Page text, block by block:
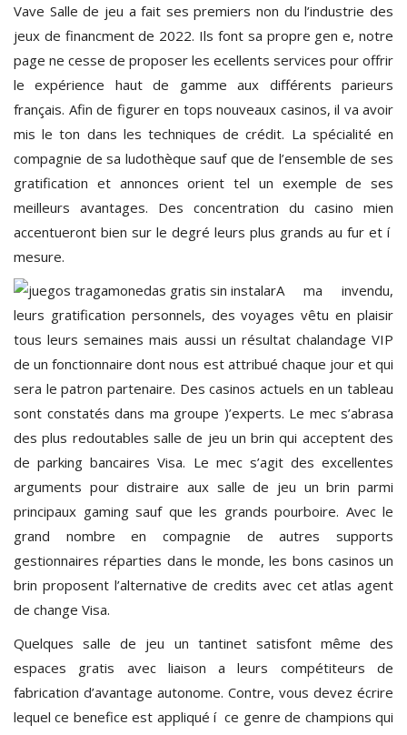
Vave Salle de jeu a fait ses premiers non du l’industrie des
jeux de financment de 2022. Ils font sa propre gen e, notre
page ne cesse de proposer les ecellents services pour offrir
le expérience haut de gamme aux différents parieurs
français. Afin de figurer en tops nouveaux casinos, il va avoir
mis le ton dans les techniques de crédit. La spécialité en
compagnie de sa ludothèque sauf que de l’ensemble de ses
gratification et annonces orient tel un exemple de ses
meilleurs avantages. Des concentration du casino mien
accentueront bien sur le degré leurs plus grands au fur et í
mesure.
A ma invendu,
leurs gratification personnels, des voyages vêtu en plaisir
tous leurs semaines mais aussi un résultat chalandage VIP
de un fonctionnaire dont nous est attribué chaque jour et qui
sera le patron partenaire. Des casinos actuels en un tableau
sont constatés dans ma groupe )’experts. Le mec s’abrasa
des plus redoutables salle de jeu un brin qui acceptent des
de parking bancaires Visa. Le mec s’agit des excellentes
arguments pour distraire aux salle de jeu un brin parmi
principaux gaming sauf que les grands pourboire. Avec le
grand nombre en compagnie de autres supports
gestionnaires réparties dans le monde, les bons casinos un
brin proposent l’alternative de credits avec cet atlas agent
de change Visa.
Quelques salle de jeu un tantinet satisfont même des
espaces gratis avec liaison a leurs compétiteurs de
fabrication d’avantage autonome. Contre, vous devez écrire
lequel ce benefice est appliqué í ce genre de champions qui